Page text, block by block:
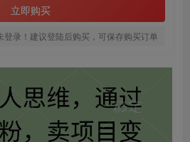
立即购买
登录！建议登陆后购买，可保存购买订单